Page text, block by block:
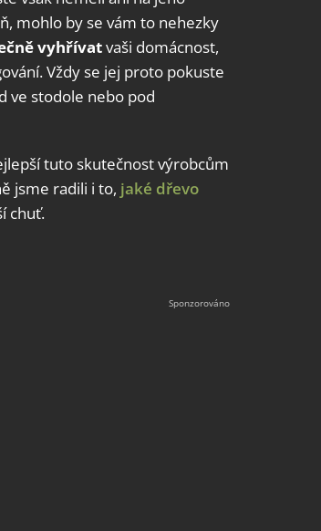
mohlo by se vám to nehezky
vyhřívatvaši domácnost,
Vždy se jej proto pokuste
ve stodole nebo pod
tuto skutečnost výrobcům
jsme radili i to, jaké dřevo
chuť.